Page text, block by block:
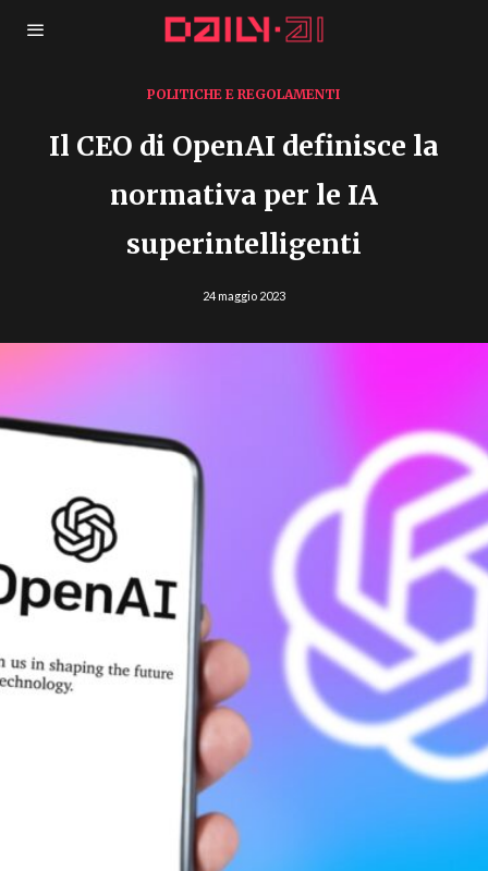
POLITICHE E REGOLAMENTI
Il CEO di OpenAI definisce la
normativa per le IA
superintelligenti
24 maggio 2023